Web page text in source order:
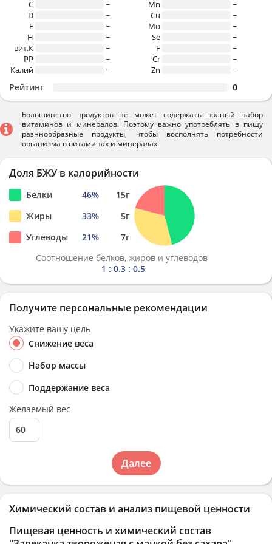
Химический состав и анализ пищевой ценности
Пищевая ценность и химический состав
C
~
D
~
E
~
H
~
вит.К
~
PP
~
Калий
~
Mn
~
Cu
~
Mo
~
Se
~
F
~
Cr
~
Zn
~
Рейтинг 0
Большинство продуктов не может содержать полный набор
витаминов и минералов. Поэтому важно употреблять в пищу
разннообразные продукты, чтобы восполнять потребности
организма в витаминах и минералах.
Доля БЖУ в калорийности
Белки 46% 15г
Жиры
33% 5г
Углеводы
21% 7г
Соотношение белков, жиров и углеводов
1 : 0.3 : 0.5
Получите персональные рекомендации
Укажите вашу цель
Снижение веса
Набор массы
Поддержание веса
Желаемый вес
Далее